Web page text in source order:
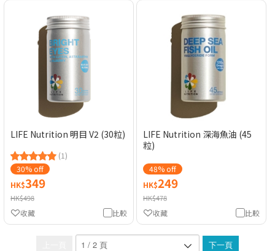
LIFE Nutrition 明目 V2 (30粒)
(1)
30% off
HK$349
HK$498
比較
收藏
LIFE Nutrition 深海魚油 (45
粒)
48% off
HK$249
HK$478
比較
收藏
下一頁